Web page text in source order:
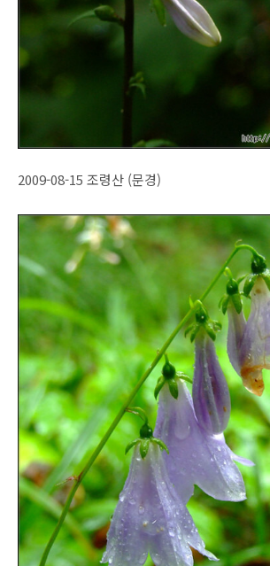
2009-08-15 조령산 (문경)